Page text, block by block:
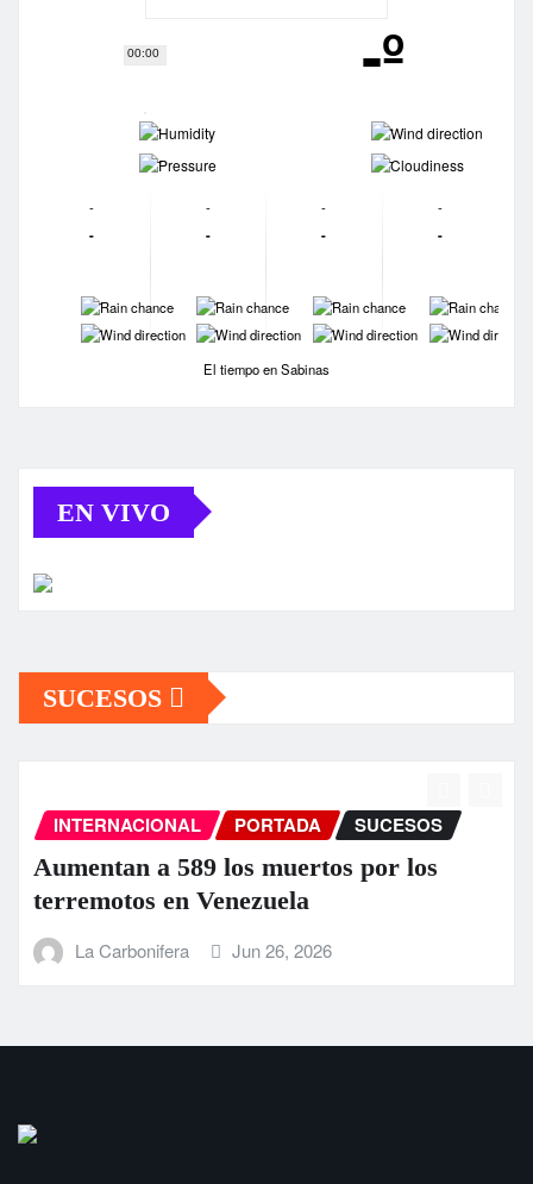
00:00 -º
-
-
-
-
-
-
-
-
-
-
-
-
-
-
-
-
-
-
-
-
El tiempo en Sabinas
EN VIVO
SUCESOS
INTERNACIONAL PORTADA SUCESOS
Aumentan a 589 los muertos por los
terremotos en Venezuela
La Carbonifera Jun 26, 2026